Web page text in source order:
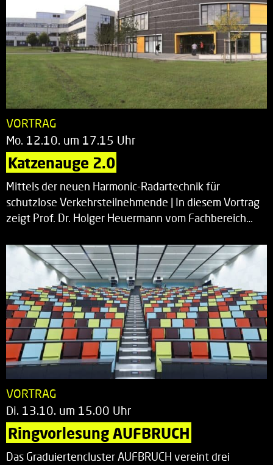
VORTRAG
Mo. 12.10. um 17.15 Uhr
Katzenauge 2.0
Mittels der neuen Harmonic-Radartechnik für
schutzlose Verkehrsteilnehmende | In diesem Vortrag
zeigt Prof. Dr. Holger Heuermann vom Fachbereich…
VORTRAG
Di. 13.10. um 15.00 Uhr
Ringvorlesung AUFBRUCH
Das Graduiertencluster AUFBRUCH vereint drei